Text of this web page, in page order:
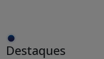
Destaques